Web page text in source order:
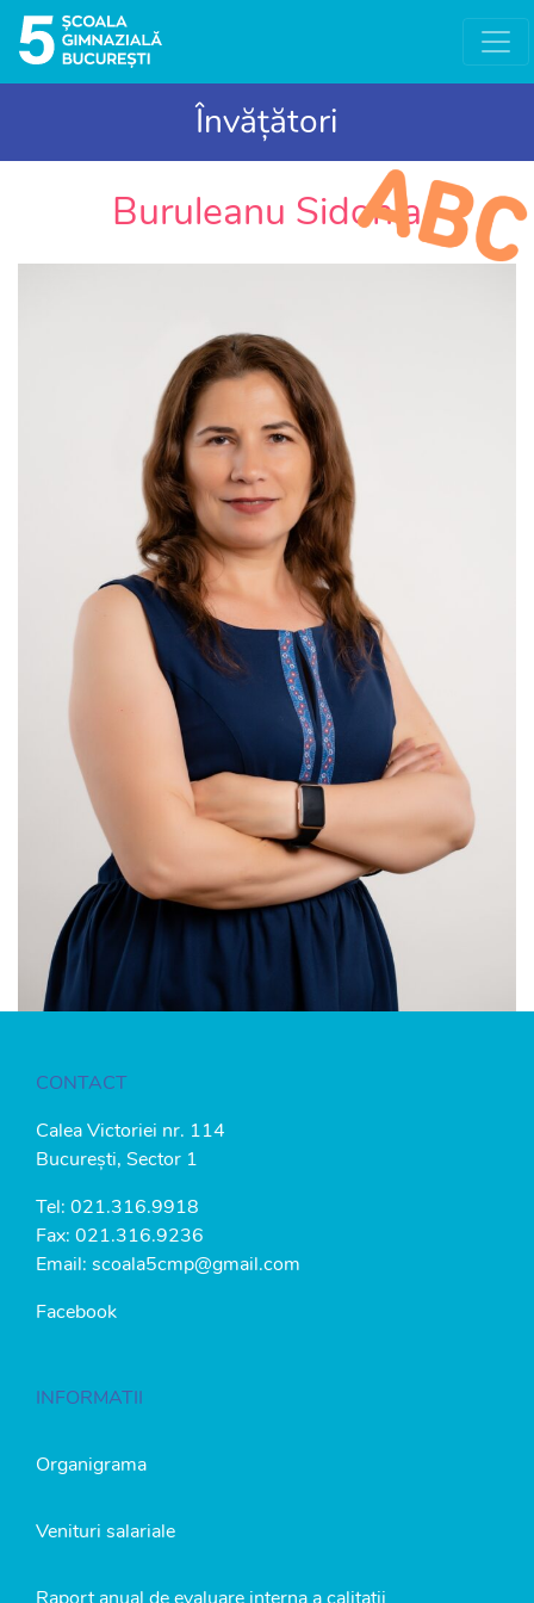
Învățători
Buruleanu Sidonia
CONTACT
Calea Victoriei nr. 114
București, Sector 1
Tel: 021.316.9918
Fax: 021.316.9236
Email: scoala5cmp@gmail.com
Facebook
INFORMATII
Organigrama
Venituri salariale